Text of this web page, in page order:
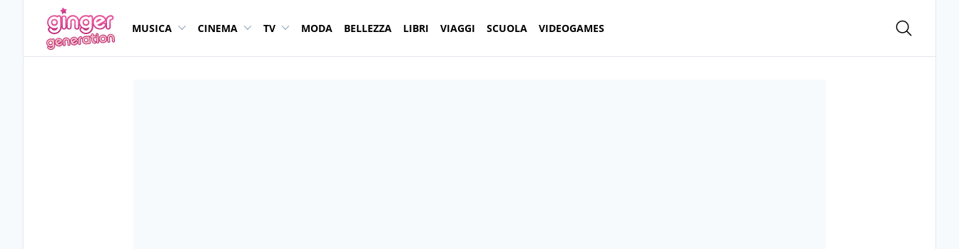
MUSICA CINEMA TV MODA BELLEZZA LIBRI VIAGGI SCUOLA VIDEOGAMES